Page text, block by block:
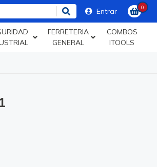
Entrar 0
FERRETERIA
GENERAL
COMBOS
ITOOLS